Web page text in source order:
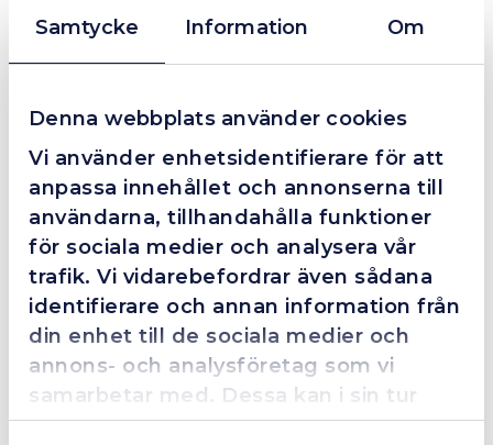
Samtycke Information Om
Denna webbplats använder cookies
Vi använder enhetsidentifierare för att
anpassa innehållet och annonserna till
användarna, tillhandahålla funktioner
för sociala medier och analysera vår
trafik. Vi vidarebefordrar även sådana
identifierare och annan information från
din enhet till de sociala medier och
annons- och analysföretag som vi
samarbetar med. Dessa kan i sin tur
kombinera informationen med annan
4.4 10 Reviews
Dom här grabbarna är definitionen av serviceminded.
Trots en billigare order, som det blev lite strul med,
så agerade dom blixtsnabbt och löste det långt över
en extra guldstjärna.
Beskrivning
SIEVERT Cyklonbrännare, Ø 19 mm, 250 g/h